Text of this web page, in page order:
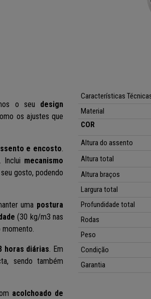
o seu design
os ajustes que
e encosto.
Inclui mecanismo
gosto, podendo
uma postura
(30 kg/m3 nas
horas diárias. Em
sendo também
acolchoado de
Características
Material
COR
Altura do assento
Altura total
Altura braços
Largura total
Profundidade total
Rodas
Peso
Condição
Garantia